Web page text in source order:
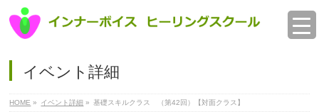
イベント詳細
HOME » イベント詳細 » 基礎スキルクラス （第42回）【対面クラス】